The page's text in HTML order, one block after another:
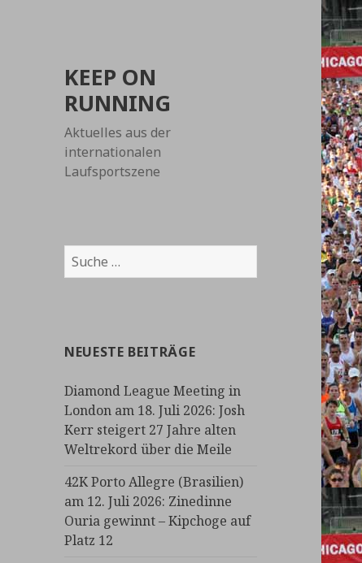
KEEP ON
RUNNING
Aktuelles aus der
internationalen
Laufsportszene
Suche
nach:
NEUESTE BEITRÄGE
Diamond League Meeting in
London am 18. Juli 2026: Josh
Kerr steigert 27 Jahre alten
Weltrekord über die Meile
42K Porto Allegre (Brasilien)
am 12. Juli 2026: Zinedinne
Ouria gewinnt – Kipchoge auf
Platz 12